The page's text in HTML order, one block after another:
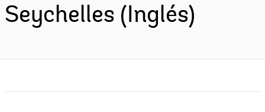
Seychelles (Inglés)